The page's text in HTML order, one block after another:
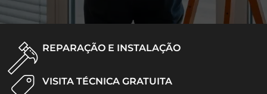
REPARAÇÃO E INSTALAÇÃO
VISITA TÉCNICA GRATUITA